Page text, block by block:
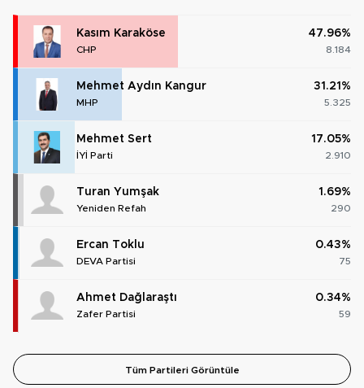
Kasım Karaköse
CHP
47.96%
8.184
Mehmet Aydın Kangur
MHP
31.21%
5.325
Mehmet Sert
İYİ Parti
17.05%
2.910
Turan Yumşak
Yeniden Refah
1.69%
290
Ercan Toklu
DEVA Partisi
0.43%
75
Ahmet Dağlaraştı
Zafer Partisi
0.34%
59
Tüm Partileri Görüntüle